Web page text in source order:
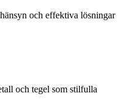
och effektiva lösningar
och tegel som stilfulla